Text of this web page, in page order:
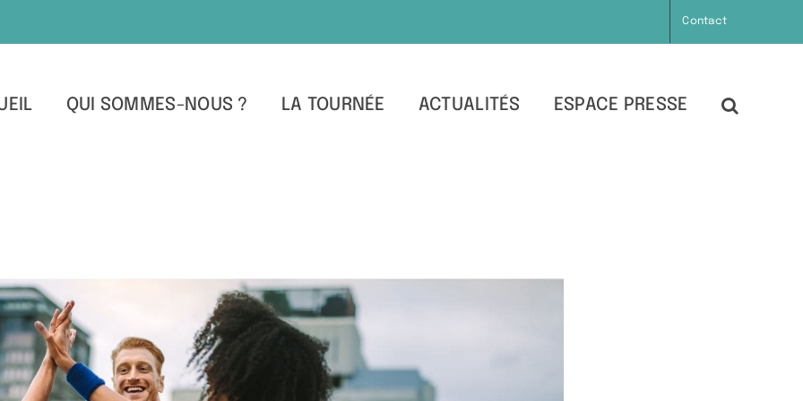
Contact
QUI SOMMES-NOUS ? LA TOURNÉE ACTUALITÉS ESPACE PRESSE